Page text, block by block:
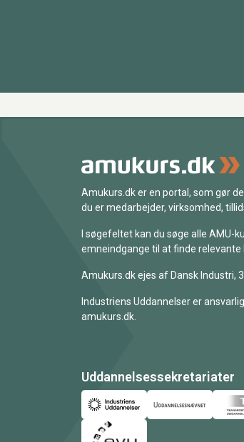
Amukurs.dk er en portal, som gør
du er medarbejder, virksomhed,
I søgefeltet kan du søge alle AMU-
emneindgange til at finde
Amukurs.dk ejes af Dansk Industri,
Industriens Uddannelser er
amukurs.dk.
Uddannelsessekretariater